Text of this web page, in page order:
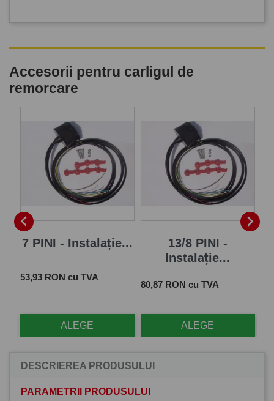
Accesorii pentru carligul de
remorcare

7 PINI - Instalație...
Pret
53,93 RON cu TVA
ALEGE
13/8 PINI -
Instalație...
Pret
80,87 RON cu TVA
ALEGE

DESCRIEREA PRODUSULUI
PARAMETRII PRODUSULUI